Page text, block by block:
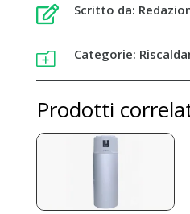
 Scritto da:
o Categorie:
Prodotti